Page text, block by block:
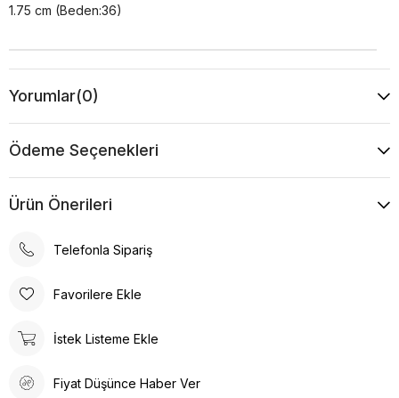
1.75 cm (Beden:36)
Yorumlar(0)
Ödeme Seçenekleri
Ürün Önerileri
Telefonla Sipariş
Favorilere Ekle
İstek Listeme Ekle
Fiyat Düşünce Haber Ver